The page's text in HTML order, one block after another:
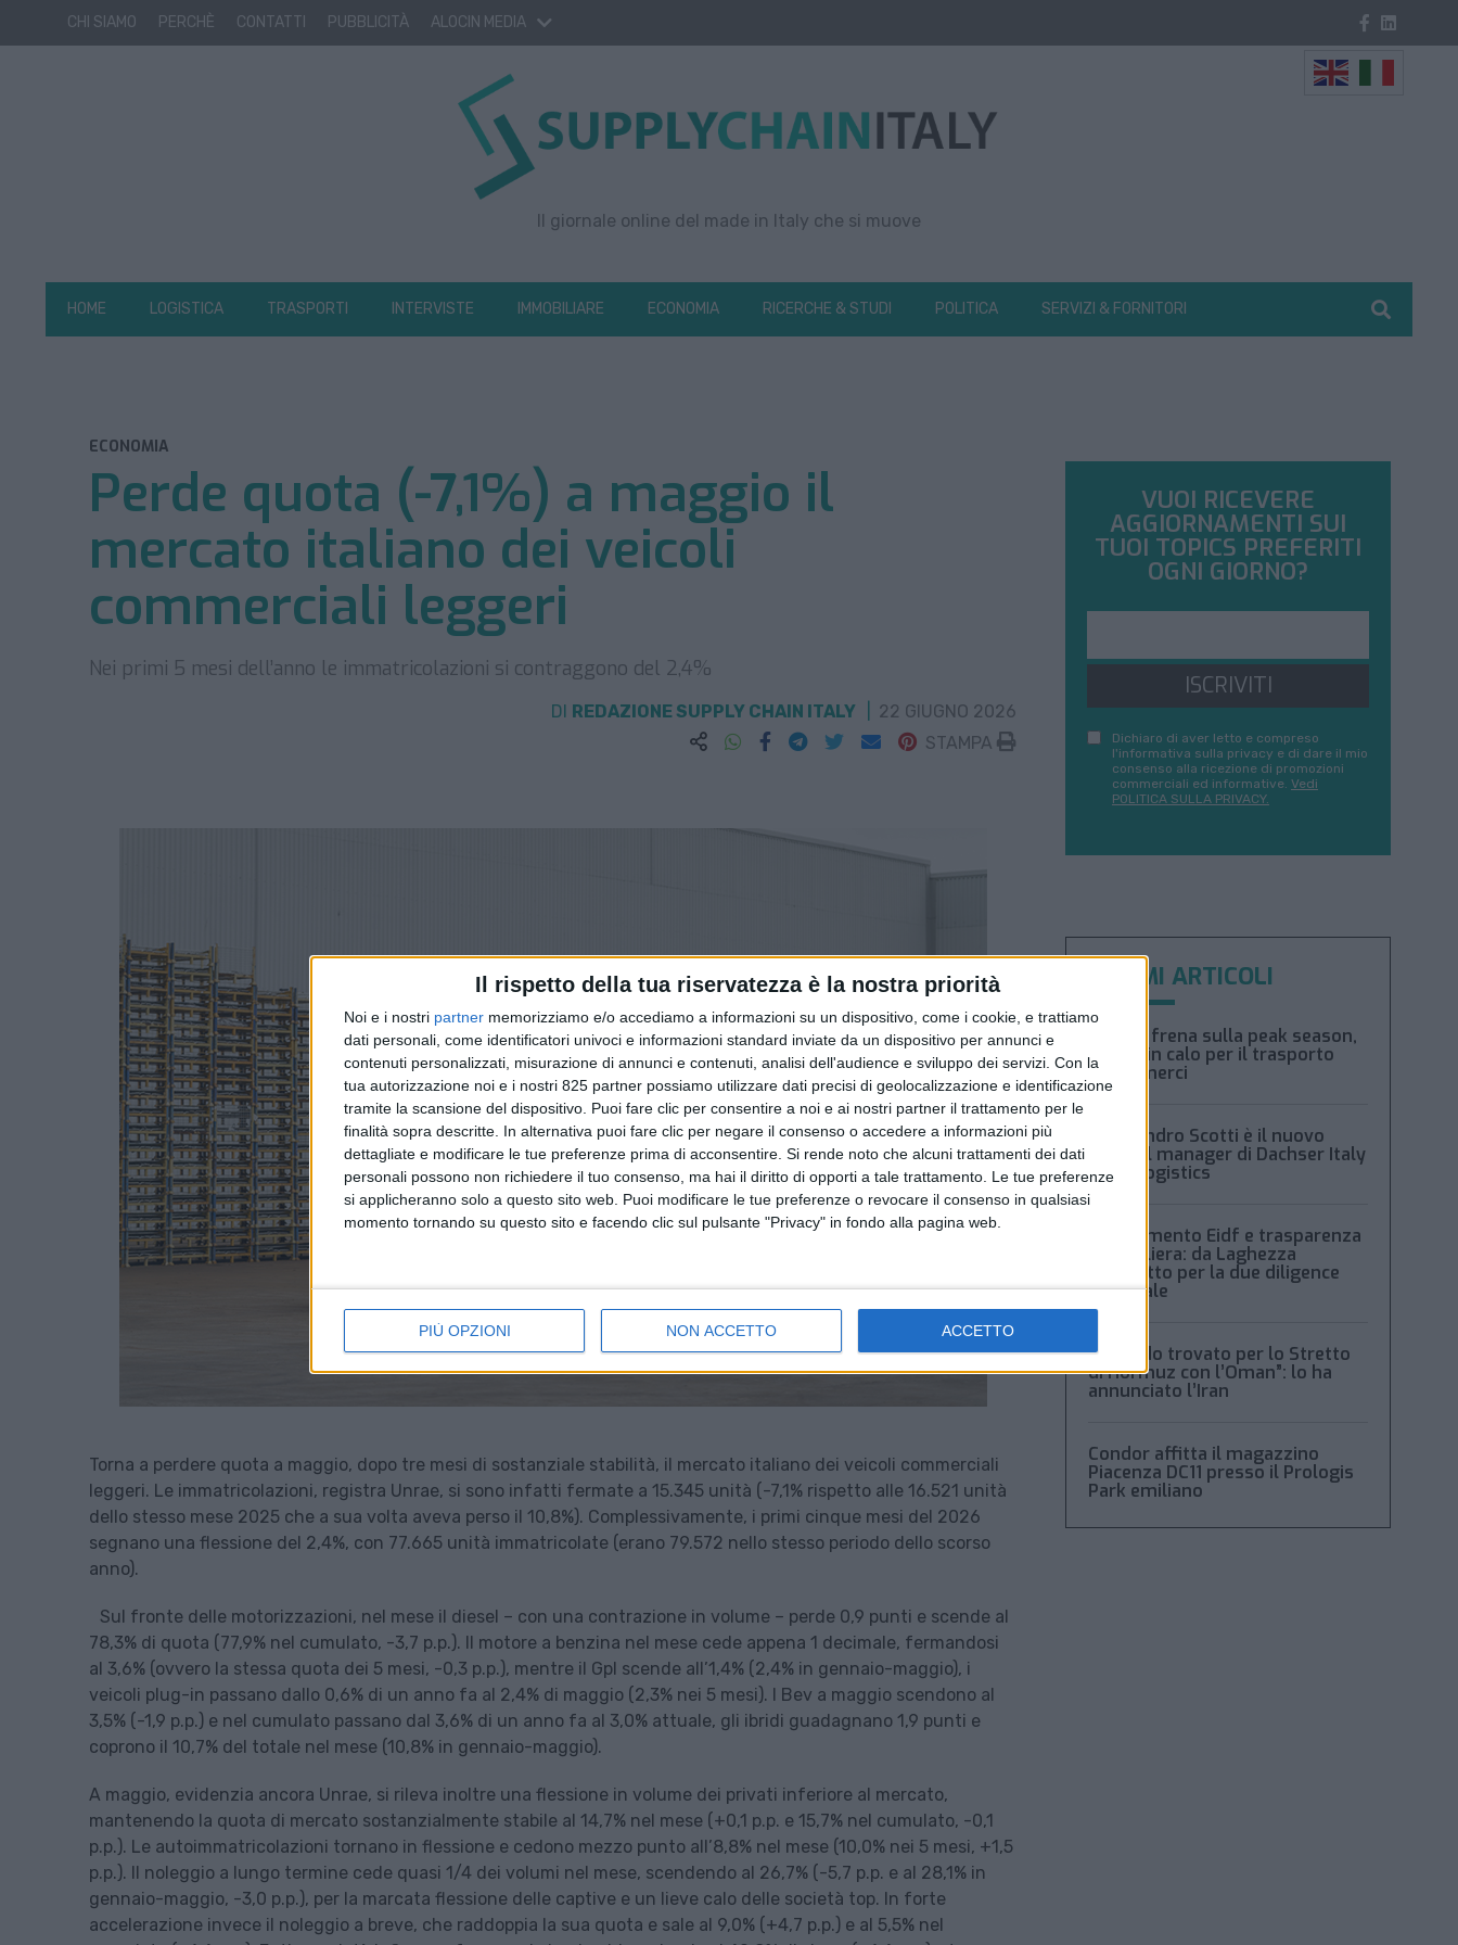
Il rispetto della tua riservatezza è la nostra priorità
Noi e i nostri partner memorizziamo e/o accediamo a informazioni su un dispositivo, come i cookie, e trattiamo
dati personali, come identificatori univoci e informazioni standard inviate da un dispositivo per annunci e
contenuti personalizzati, misurazione di annunci e contenuti, analisi dell'audience e sviluppo dei servizi. Con la
tua autorizzazione noi e i nostri 825 partner possiamo utilizzare dati precisi di geolocalizzazione e identificazione
tramite la scansione del dispositivo. Puoi fare clic per consentire a noi e ai nostri partner il trattamento per le
finalità sopra descritte. In alternativa puoi fare clic per negare il consenso o accedere a informazioni più
dettagliate e modificare le tue preferenze prima di acconsentire. Si rende noto che alcuni trattamenti dei dati
personali possono non richiedere il tuo consenso, ma hai il diritto di opporti a tale trattamento. Le tue preferenze
si applicheranno solo a questo sito web. Puoi modificare le tue preferenze o revocare il consenso in qualsiasi
momento tornando su questo sito e facendo clic sul pulsante "Privacy" in fondo alla pagina web.
PIÙ OPZIONI NON ACCETTO ACCETTO
CHI SIAMO PERCHÈ CONTATTI PUBBLICITÀ ALOCIN MEDIA
Il giornale online del made in Italy che si muove
HOME LOGISTICA TRASPORTI INTERVISTE IMMOBILIARE ECONOMIA RICERCHE & STUDI POLITICA SERVIZI & FORNITORI
ECONOMIA
Perde quota (-7,1%) a maggio il
mercato italiano dei veicoli
commerciali leggeri
Nei primi 5 mesi dell’anno le immatricolazioni si contraggono del 2,4%
DI REDAZIONE SUPPLY CHAIN ITALY
22 GIUGNO 2026
STAMPA
Torna a perdere quota a maggio, dopo tre mesi di sostanziale stabilità, il mercato italiano dei veicoli commerciali
leggeri. Le immatricolazioni, registra Unrae, si sono infatti fermate a 15.345 unità (-7,1% rispetto alle 16.521 unità
dello stesso mese 2025 che a sua volta aveva perso il 10,8%). Complessivamente, i primi cinque mesi del 2026
segnano una flessione del 2,4%, con 77.665 unità immatricolate (erano 79.572 nello stesso periodo dello scorso
anno).
Sul fronte delle motorizzazioni, nel mese il diesel – con una contrazione in volume – perde 0,9 punti e scende al
78,3% di quota (77,9% nel cumulato, -3,7 p.p.). Il motore a benzina nel mese cede appena 1 decimale, fermandosi
al 3,6% (ovvero la stessa quota dei 5 mesi, -0,3 p.p.), mentre il Gpl scende all’1,4% (2,4% in gennaio-maggio), i
veicoli plug-in passano dallo 0,6% di un anno fa al 2,4% di maggio (2,3% nei 5 mesi). I Bev a maggio scendono al
3,5% (-1,9 p.p.) e nel cumulato passano dal 3,6% di un anno fa al 3,0% attuale, gli ibridi guadagnano 1,9 punti e
coprono il 10,7% del totale nel mese (10,8% in gennaio-maggio).
A maggio, evidenzia ancora Unrae, si rileva inoltre una flessione in volume dei privati inferiore al mercato,
mantenendo la quota di mercato sostanzialmente stabile al 14,7% nel mese (+0,1 p.p. e 15,7% nel cumulato, -0,1
p.p.). Le autoimmatricolazioni tornano in flessione e cedono mezzo punto all’8,8% nel mese (10,0% nei 5 mesi, +1,5
p.p.). Il noleggio a lungo termine cede quasi 1/4 dei volumi nel mese, scendendo al 26,7% (-5,7 p.p. e al 28,1% in
gennaio-maggio, -3,0 p.p.), per la marcata flessione delle captive e un lieve calo delle società top. In forte
accelerazione invece il noleggio a breve, che raddoppia la sua quota e sale al 9,0% (+4,7 p.p.) e al 5,5% nel
VUOI RICEVERE
AGGIORNAMENTI SUI
TUOI TOPICS PREFERITI
OGNI GIORNO?
ISCRIVITI
Dichiaro di aver letto e compreso
l'informativa sulla privacy e di dare il mio
consenso alla ricezione di promozioni
commerciali ed informative. Vedi
POLITICA SULLA PRIVACY.
ULTIMI ARTICOLI
Xeneta frena sulla peak season,
tariffe in calo per il trasporto
aereo merci
Alessandro Scotti è il nuovo
general manager di Dachser Italy
Food Logistics
Regolamento Eidf e trasparenza
della filiera: da Laghezza
pacchetto per la due diligence
aziendale
“Accordo trovato per lo Stretto
di Hormuz con l’Oman”: lo ha
annunciato l’Iran
Condor affitta il magazzino
Piacenza DC11 presso il Prologis
Park emiliano